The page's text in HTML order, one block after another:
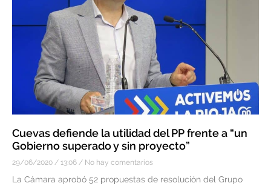
Cuevas defiende la utilidad del PP frente a “un
Gobierno superado y sin proyecto”
29/06/2020 13:06 No hay comentarios
La Cámara aprobó 52 propuestas de resolución del Grupo